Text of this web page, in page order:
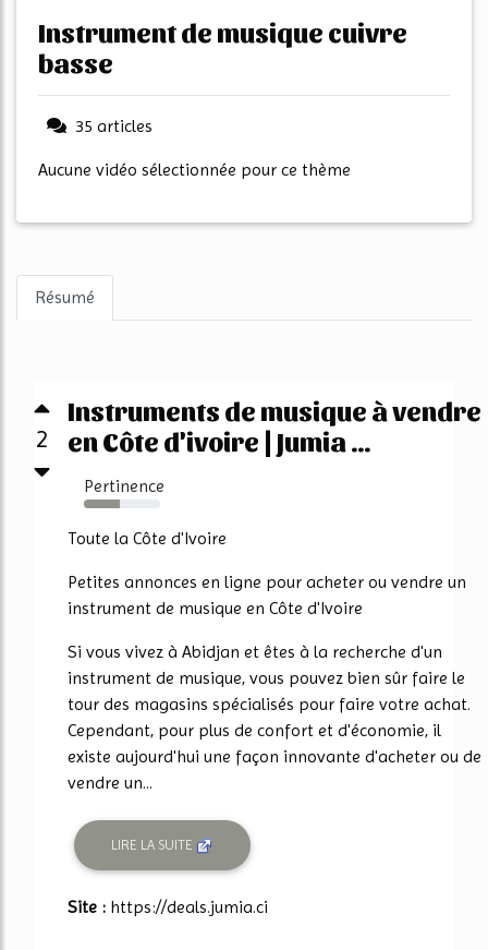
instrument de musique cuivre
basse
35 articles
Aucune vidéo sélectionnée pour ce thème
Résumé
2
Instruments de musique à vendre
en Côte d'ivoire | Jumia ...
Pertinence
47%
Toute la Côte d'Ivoire
Petites annonces en ligne pour acheter ou vendre un
instrument de musique en Côte d'Ivoire
Si vous vivez à Abidjan et êtes à la recherche d'un
instrument de musique, vous pouvez bien sûr faire le
tour des magasins spécialisés pour faire votre achat.
Cependant, pour plus de confort et d'économie, il
existe aujourd'hui une façon innovante d'acheter ou de
vendre un...
LIRE LA SUITE
Site : https://deals.jumia.ci